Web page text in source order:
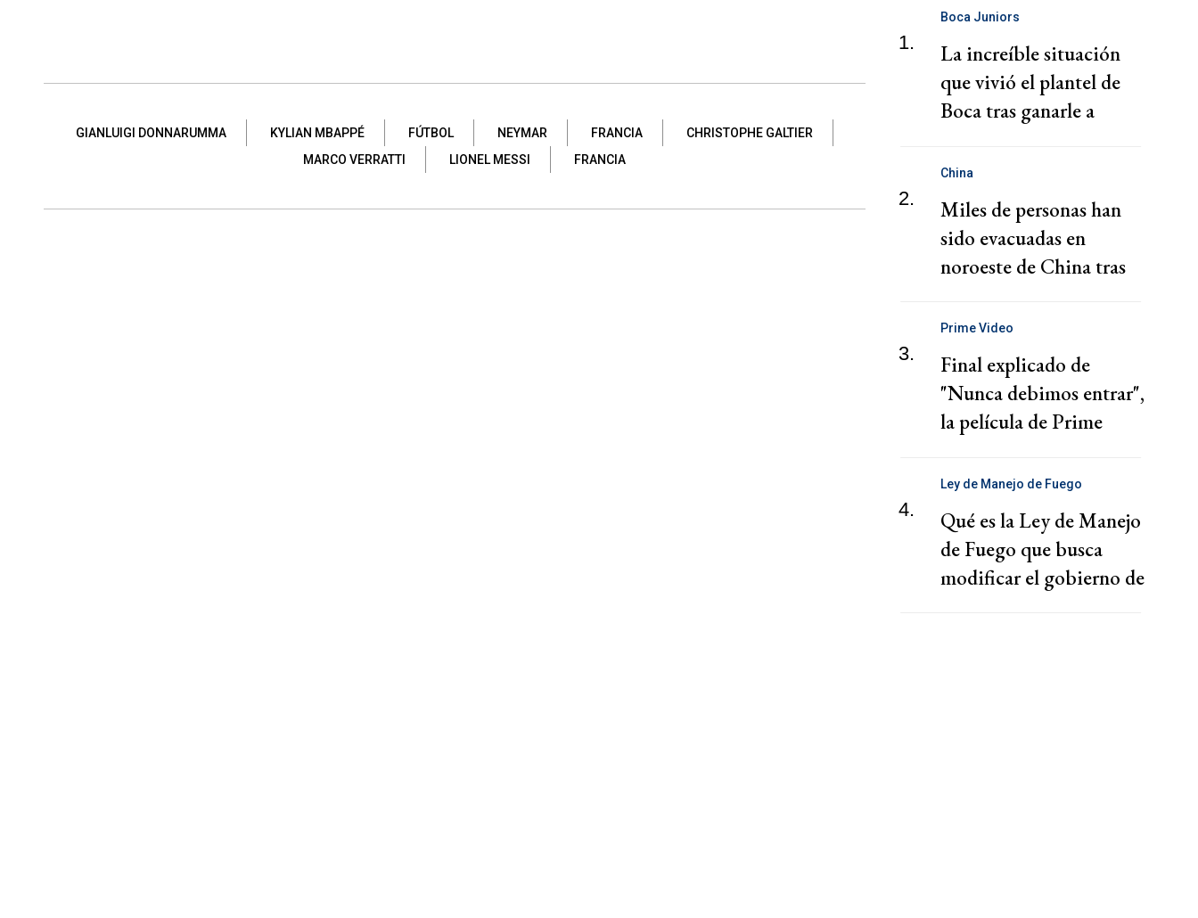
GIANLUIGI DONNARUMMA KYLIAN MBAPPÉ FÚTBOL NEYMAR FRANCIA
CHRISTOPHE GALTIER
MARCO VERRATTI
LIONEL MESSI FRANCIA
1.
Boca Juniors
La increíble situación
que vivió el plantel de
Boca tras ganarle a
2.
China
Miles de personas han
sido evacuadas en
noroeste de China tras
inundaciones
3.
Prime Video
Final explicado de
"Nunca debimos entrar",
la película de Prime
4.
Ley de Manejo de Fuego
Qué es la Ley de Manejo
de Fuego que busca
modificar el gobierno de